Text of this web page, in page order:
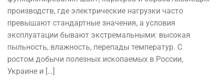
производств, где электрические нагрузки часто
превышают стандартные значения, а условия
эксплуатации бывают экстремальными: высокая
пыльность, влажность, перепады температур. С
ростом добычи полезных ископаемых в России,
Украине и […]